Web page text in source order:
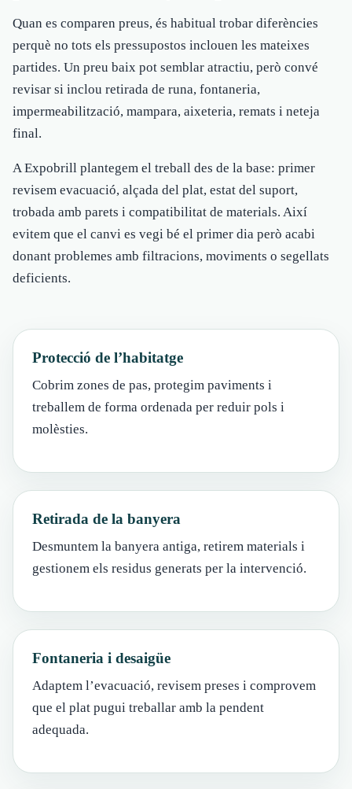
Quan es comparen preus, és habitual trobar diferències
perquè no tots els pressupostos inclouen les mateixes
partides. Un preu baix pot semblar atractiu, però convé
revisar si inclou retirada de runa, fontaneria,
impermeabilització, mampara, aixeteria, remats i neteja
final.
A Expobrill plantegem el treball des de la base: primer
revisem evacuació, alçada del plat, estat del suport,
trobada amb parets i compatibilitat de materials. Així
evitem que el canvi es vegi bé el primer dia però acabi
donant problemes amb filtracions, moviments o segellats
deficients.
Protecció de l’habitatge
Cobrim zones de pas, protegim paviments i
treballem de forma ordenada per reduir pols i
molèsties.
Retirada de la banyera
Desmuntem la banyera antiga, retirem materials i
gestionem els residus generats per la intervenció.
Fontaneria i desaigüe
Adaptem l’evacuació, revisem preses i comprovem
que el plat pugui treballar amb la pendent
adequada.